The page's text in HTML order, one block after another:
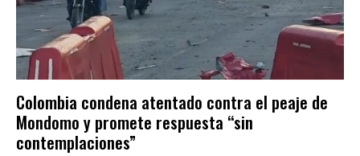
Colombia condena atentado contra el peaje de
Mondomo y promete respuesta “sin
contemplaciones”